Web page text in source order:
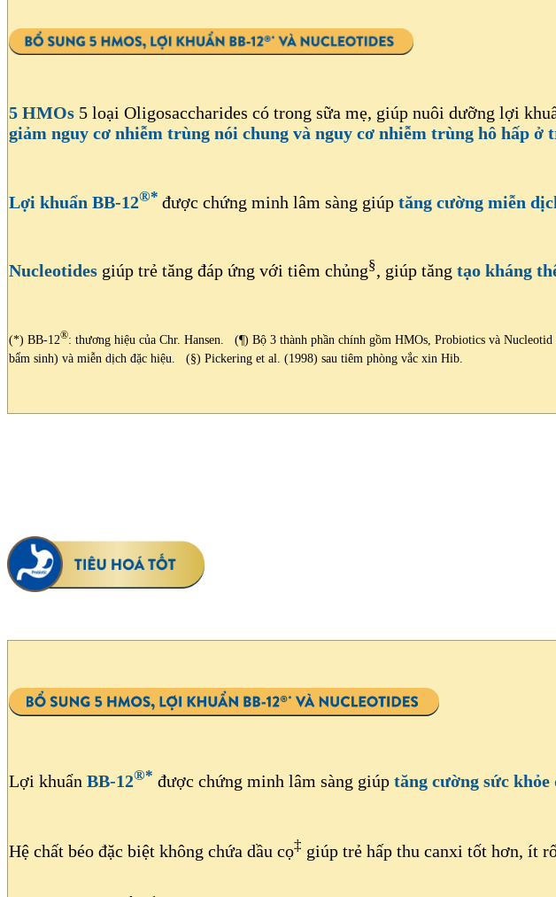
5 HMOs 5 loại Oligosaccharides có trong sữa mẹ, giúp nuôi dưỡng lợi
giảm nguy cơ nhiễm trùng nói chung và nguy cơ nhiễm trùng hô hấp ở
Lợi khuẩn BB-12®* được chứng minh lâm sàng giúp tăng cường miễn
Nucleotides giúp trẻ tăng đáp ứng với tiêm chủng§, giúp tăng tạo kháng
(*) BB-12®: thương hiệu của Chr. Hansen. (¶) Bộ 3 thành phần chính gồm HMOs, Probiotics và
bẩm sinh) và miễn dịch đặc hiệu. (§) Pickering et al. (1998) sau tiêm phòng vắc xin Hib.
Lợi khuẩn BB-12®* được chứng minh lâm sàng giúp tăng cường sức
Hệ chất béo đặc biệt không chứa dầu cọ‡ giúp trẻ hấp thu canxi tốt hơn, ít